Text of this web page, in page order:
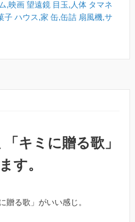
,映画 望遠鏡 目玉,人体 タマネ
子 ハウス,家 缶,缶詰 扇風機,サ
キミに贈る歌」
す。
贈る歌」がいい感じ。